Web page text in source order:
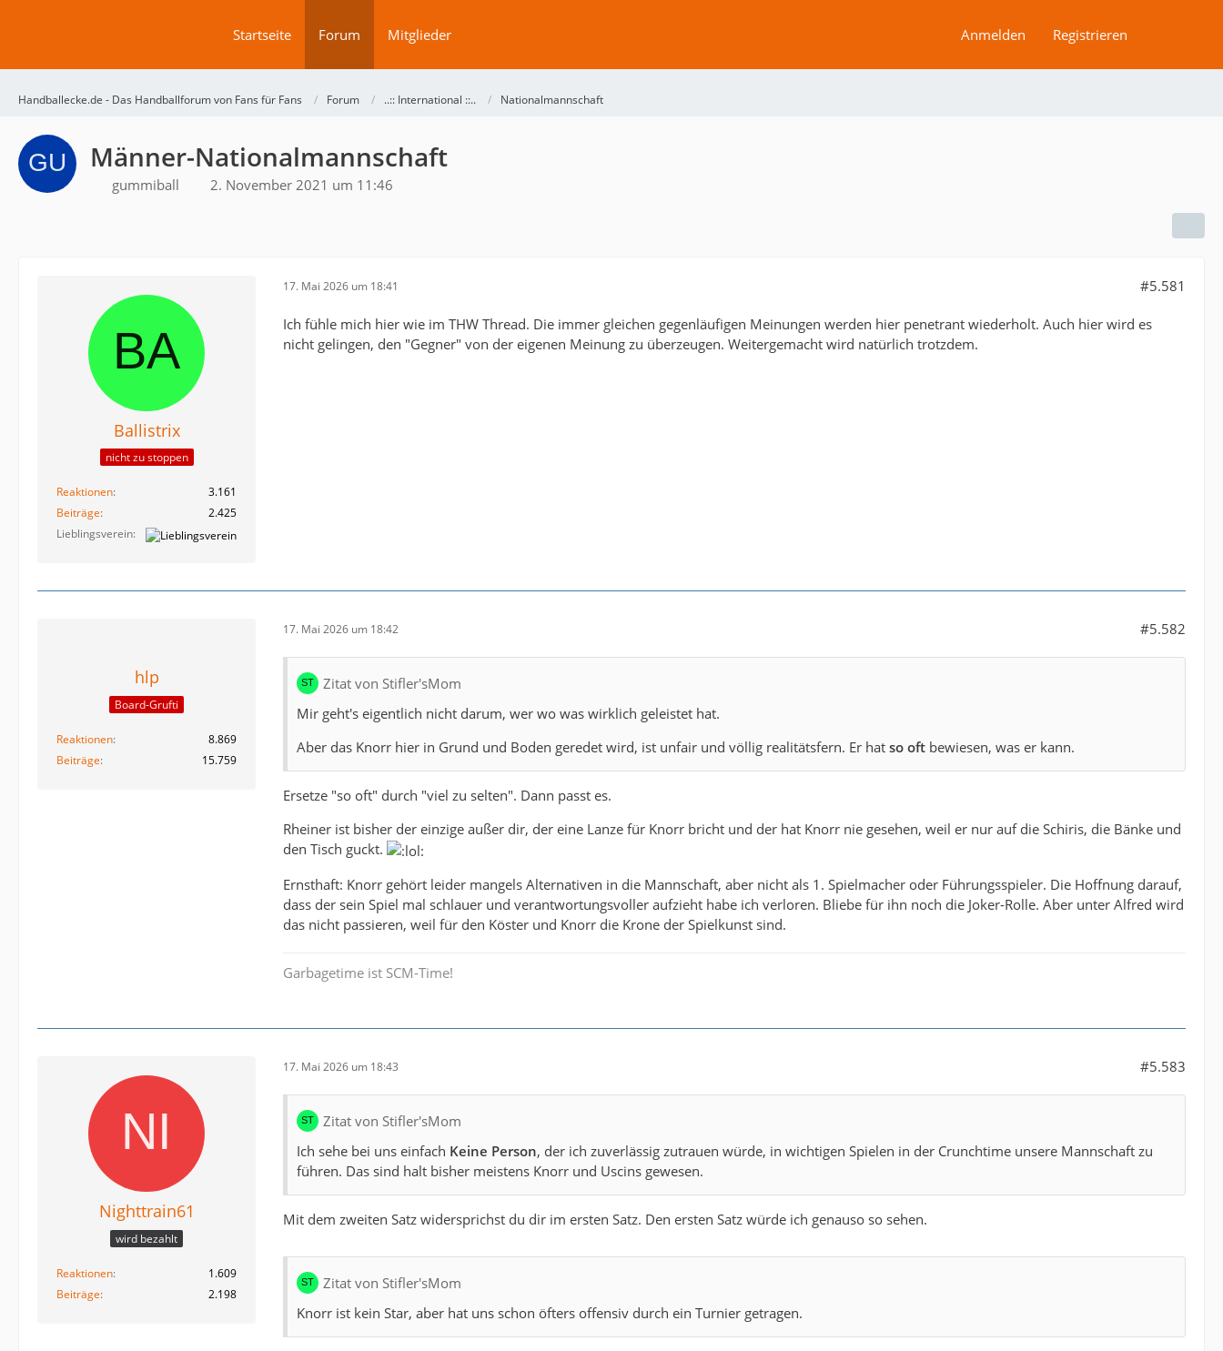
Startseite Forum Mitglieder Anmelden Registrieren
Handballecke.de - Das Handballforum von Fans für Fans Forum ..:: International ::.. Nationalmannschaft
Männer-Nationalmannschaft
gummiball 2. November 2021 um 11:46
Ballistrix
nicht zu stoppen
Reaktionen
3.161
Beiträge
2.425
Lieblingsverein
17. Mai 2026 um 18:41 #5.581
Ich fühle mich hier wie im THW Thread. Die immer gleichen gegenläufigen Meinungen werden hier penetrant wiederholt. Auch hier wird es
nicht gelingen, den "Gegner" von der eigenen Meinung zu überzeugen. Weitergemacht wird natürlich trotzdem.
hlp
Board-Grufti
Reaktionen
8.869
Beiträge
15.759
17. Mai 2026 um 18:42 #5.582
Zitat von Stifler'sMom
Mir geht's eigentlich nicht darum, wer wo was wirklich geleistet hat.
Aber das Knorr hier in Grund und Boden geredet wird, ist unfair und völlig realitätsfern. Er hat so oft bewiesen, was er kann.
Ersetze "so oft" durch "viel zu selten". Dann passt es.
Rheiner ist bisher der einzige außer dir, der eine Lanze für Knorr bricht und der hat Knorr nie gesehen, weil er nur auf die Schiris, die Bänke und
den Tisch guckt.
Ernsthaft: Knorr gehört leider mangels Alternativen in die Mannschaft, aber nicht als 1. Spielmacher oder Führungsspieler. Die Hoffnung darauf,
dass der sein Spiel mal schlauer und verantwortungsvoller aufzieht habe ich verloren. Bliebe für ihn noch die Joker-Rolle. Aber unter Alfred wird
das nicht passieren, weil für den Köster und Knorr die Krone der Spielkunst sind.
Garbagetime ist SCM-Time!
Nighttrain61
wird bezahlt
Reaktionen
1.609
Beiträge
2.198
17. Mai 2026 um 18:43 #5.583
Zitat von Stifler'sMom
Ich sehe bei uns einfach Keine Person, der ich zuverlässig zutrauen würde, in wichtigen Spielen in der Crunchtime unsere Mannschaft zu
führen. Das sind halt bisher meistens Knorr und Uscins gewesen.
Mit dem zweiten Satz widersprichst du dir im ersten Satz. Den ersten Satz würde ich genauso so sehen.
Zitat von Stifler'sMom
Knorr ist kein Star, aber hat uns schon öfters offensiv durch ein Turnier getragen.